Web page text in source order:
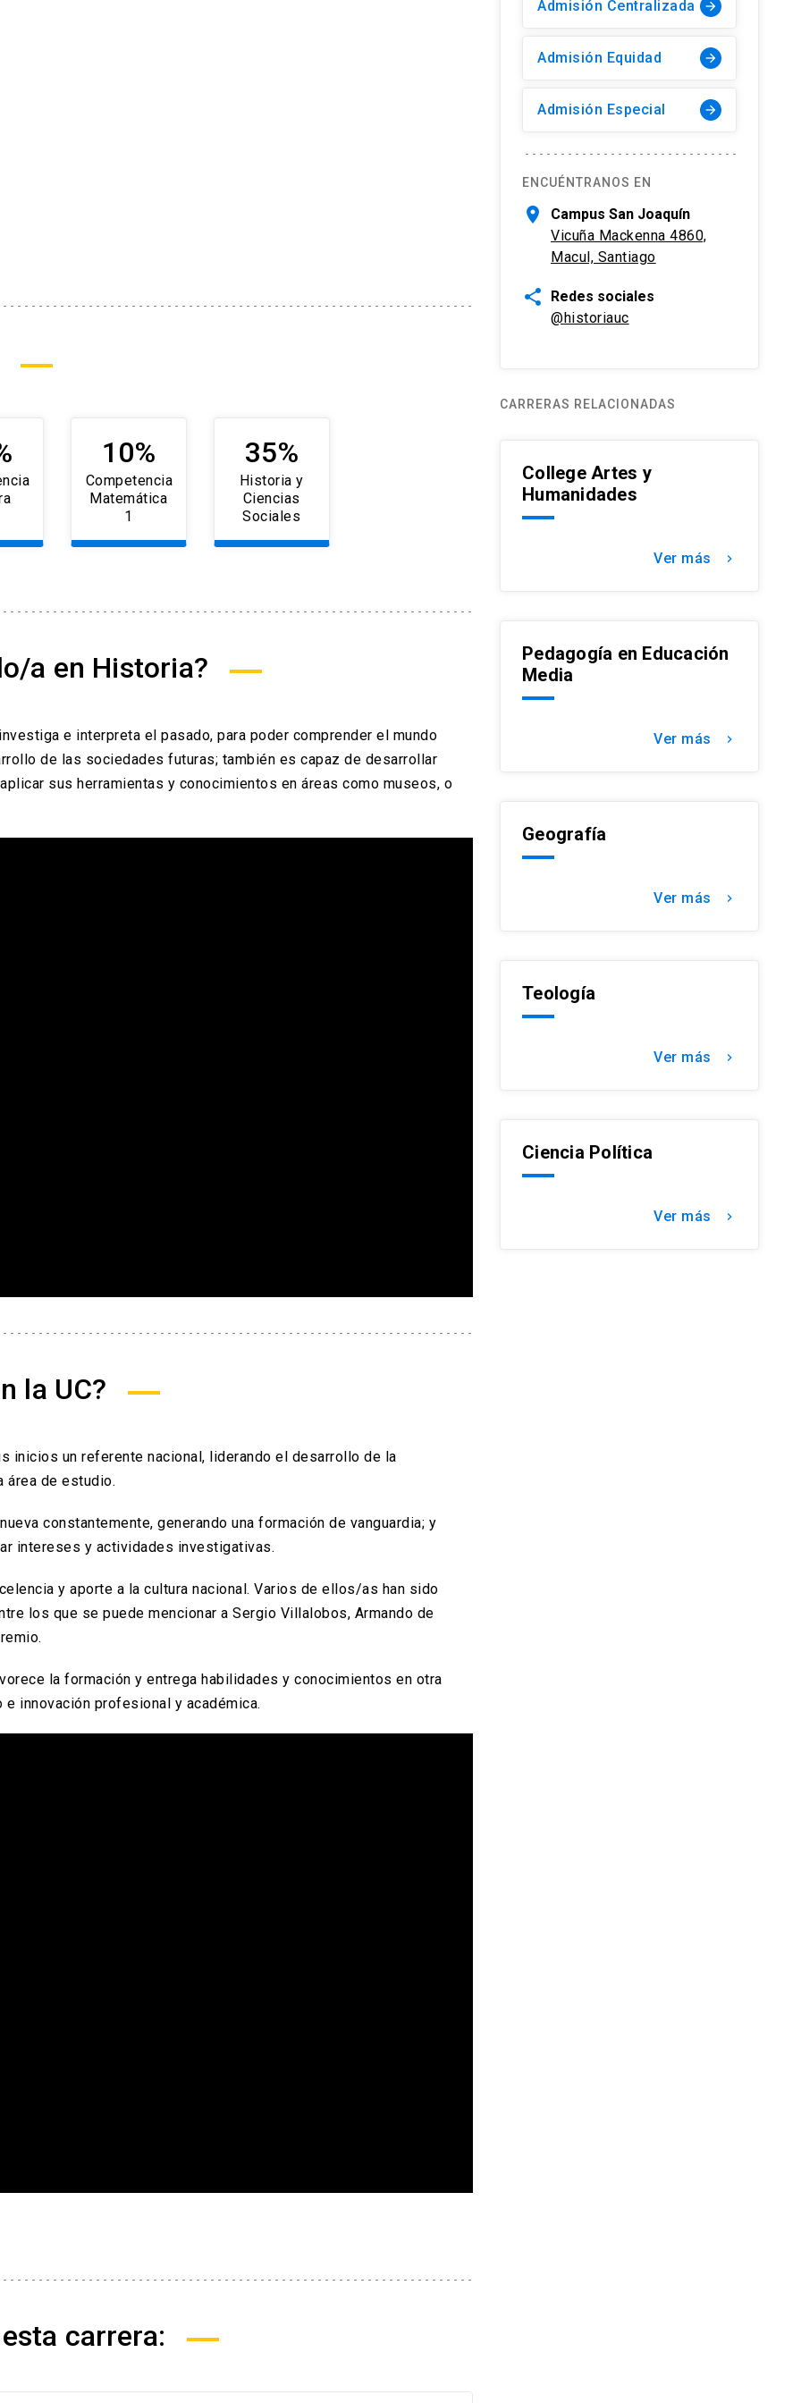
10%
Competencia
Matemática
1
35%
Historia y
Ciencias
Sociales
a en Historia?
e interpreta el pasado, para poder comprender el mundo
de las sociedades futuras; también es capaz de desarrollar
sus herramientas y conocimientos en áreas como museos, o
la UC?
un referente nacional, liderando el desarrollo de la
área de estudio.
constantemente, generando una formación de vanguardia; y
intereses y actividades investigativas.
y aporte a la cultura nacional. Varios de ellos/as han sido
los que se puede mencionar a Sergio Villalobos, Armando de
la formación y entrega habilidades y conocimientos en otra
innovación profesional y académica.
carrera:
Admisión Centralizada arrow_forward
Admisión Equidad arrow_forward
Admisión Especial arrow_forward
ENCUÉNTRANOS EN
location_on
Campus San Joaquín
Vicuña Mackenna 4860,
Macul, Santiago
share
Redes sociales
@historiauc
CARRERAS RELACIONADAS
College Artes y
Humanidades
Ver más keyboard_arrow_right
Pedagogía en Educación
Media
Ver más keyboard_arrow_right
Geografía
Ver más keyboard_arrow_right
Teología
Ver más keyboard_arrow_right
Ciencia Política
Ver más keyboard_arrow_right